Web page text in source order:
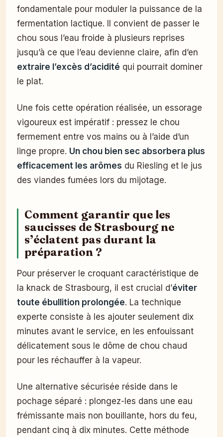
fondamentale pour moduler la puissance de la
fermentation lactique. Il convient de passer le
chou sous l’eau froide à plusieurs reprises
jusqu’à ce que l’eau devienne claire, afin d’en
extraire l’excès d’acidité qui pourrait dominer
le plat.
Une fois cette opération réalisée, un essorage
vigoureux est impératif : pressez le chou
fermement entre vos mains ou à l’aide d’un
linge propre. Un chou bien sec absorbera plus
efficacement les arômes du Riesling et le jus
des viandes fumées lors du mijotage.
Comment garantir que les
saucisses de Strasbourg ne
s’éclatent pas durant la
préparation ?
Pour préserver le croquant caractéristique de
la knack de Strasbourg, il est crucial d’éviter
toute ébullition prolongée. La technique
experte consiste à les ajouter seulement dix
minutes avant le service, en les enfouissant
délicatement sous le dôme de chou chaud
pour les réchauffer à la vapeur.
Une alternative sécurisée réside dans le
pochage séparé : plongez-les dans une eau
frémissante mais non bouillante, hors du feu,
pendant cinq à dix minutes. Cette méthode